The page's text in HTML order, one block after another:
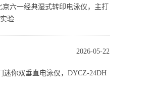
六一经典湿式转印电泳仪，主打
验...
2026-05-22
迷你双垂直电泳仪，DYCZ-24DH